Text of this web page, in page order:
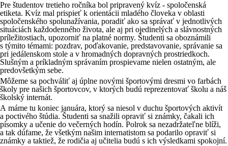
Pre študentov tretieho ročníka bol pripravený kvíz - spoločenská
etiketa. Kvíz mal prispieť k orientácii mladého človeka v oblasti
spoločenského spolunažívania, poradiť ako sa správať v jednotlivých
situáciách každodenného života, ale aj pri ojedinelých a slávnostných
príležitostiach, upozorniť na platné normy. Študenti sa oboznámili
s týmito témami: pozdrav, poďakovanie, predstavovanie, správanie sa
pri jedálenskom stole a v hromadných dopravných prostriedkoch.
Slušným a príkladným správaním prospievame nielen ostatným, ale
predovšetkým sebe.
Môžeme sa pochváliť aj úplne novými športovými dresmi vo farbách
školy pre našich športovcov, v ktorých budú reprezentovať školu a náš
školský internát.
A máme tu koniec januára, ktorý sa niesol v duchu športových aktivít
a poctivého štúdia. Študenti sa snažili opraviť si známky, čakali ich
písomky a učenie do večerných hodín. Polrok sa nezadržateľne blíži,
a tak dúfame, že všetkým našim internatistom sa podarilo opraviť si
známky a taktiež, že rodičia aj učitelia budú s ich výsledkami spokojní.